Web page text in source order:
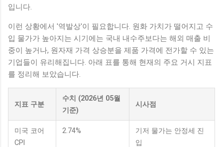
입니다.
이런 상황에서 '역발상'이 필요합니다. 원화 가치가 떨어지고 수
입 물가가 높아지는 시기에는 국내 내수주보다는 해외 매출 비
중이 높거나, 원자재 가격 상승분을 제품 가격에 전가할 수 있는
기업들이 유리해집니다. 아래 표를 통해 현재의 주요 거시 지표
를 정리해 보았습니다.
지표 구분
수치 (2026년 05월
기준)
시사점
미국 코어
CPI
2.74%
기저 물가는 안정세 진
입